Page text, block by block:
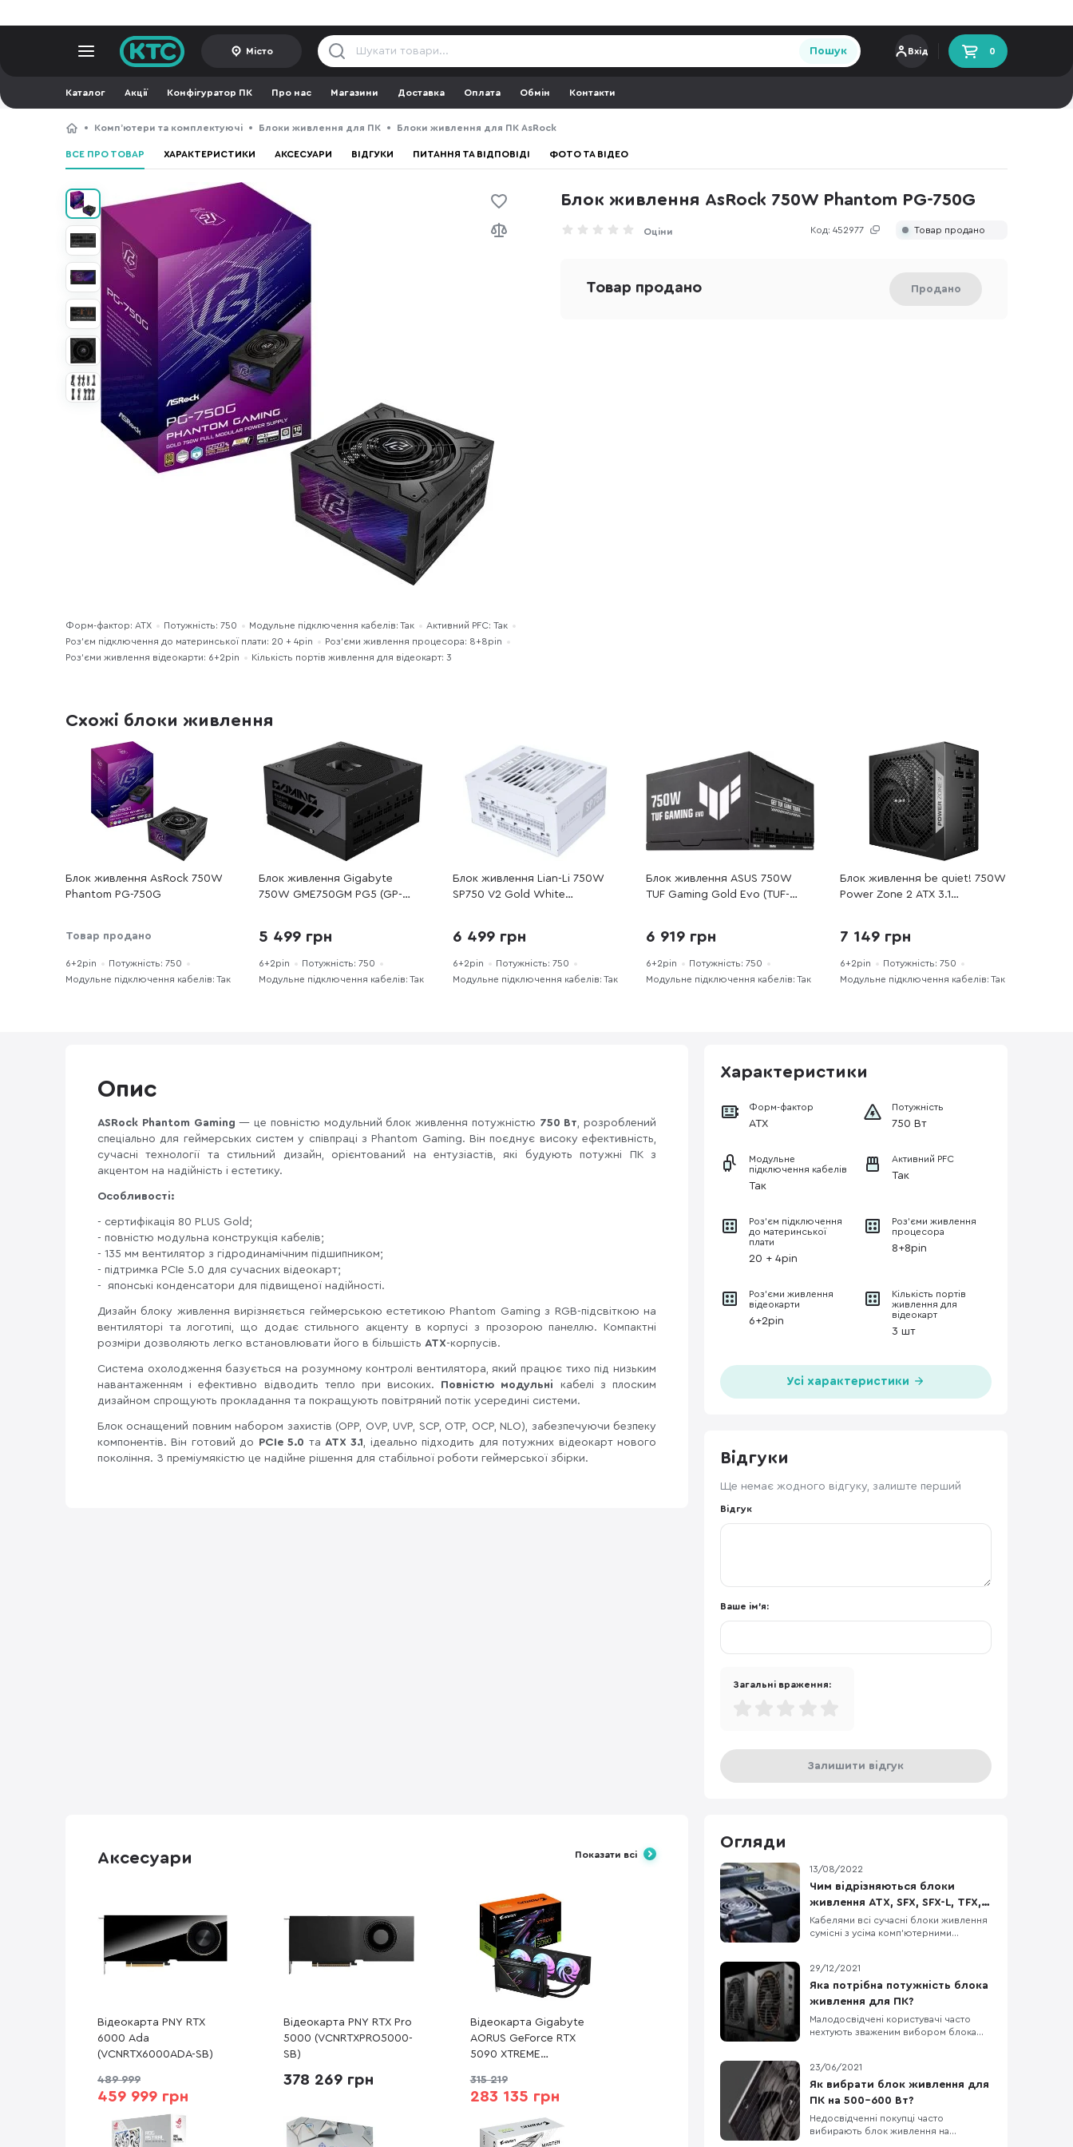
Місто Пошук Вхід 0
Каталог Акції Конфігуратор ПК Про нас Магазини Доставка Оплата Обмін Контакти
Компʼютери та комплектуючі Блоки живлення для ПК Блоки живлення для ПК AsRock
ВСЕ ПРО ТОВАР ХАРАКТЕРИСТИКИ АКСЕСУАРИ ВІДГУКИ ПИТАННЯ ТА ВІДПОВІДІ ФОТО ТА ВІДЕО
Блок живлення AsRock 750W Phantom PG-750G
Код: 452977
Оціни Товар продано
Форм-фактор: ATX Потужність: 750 Модульне підключення кабелів: Так
Активний PFC: Так
Роз’єм підключення до материнської плати: 20 + 4pin
Роз'єми живлення процесора: 8+8pin
Роз'єми живлення відеокарти: 6+2pin
Кількість портів живлення для відеокарт: 3
Товар продано Продано
Схожі блоки живлення
Блок живлення AsRock 750W
Phantom PG-750G
Товар продано
6+2pin
Потужність: 750
Модульне підключення кабелів: Так
Блок живлення Gigabyte
750W GME750GM PG5 (GP-
5 499 грн
6+2pin
Потужність: 750
Модульне підключення кабелів: Так
Блок живлення Lian-Li 750W
SP750 V2 Gold White
6 499 грн
6+2pin
Потужність: 750
Модульне підключення кабелів: Так
Блок живлення ASUS 750W
TUF Gaming Gold Evo (TUF-
6 919 грн
6+2pin
Потужність: 750
Модульне підключення кабелів: Так
Блок живлення be quiet! 750W
Power Zone 2 ATX 3.1
7 149 грн
6+2pin
Потужність: 750
Модульне підключення кабелів: Так
Опис
ASRock Phantom Gaming— це повністю модульний блок живлення потужністю 750 Вт, розроблений
спеціально для геймерських систем у співпраці з Phantom Gaming. Він поєднує високу ефективність,
сучасні технології та стильний дизайн, орієнтований на ентузіастів, які будують потужні ПК з
акцентом на надійність і естетику.
Особливості:
- сертифікація 80 PLUS Gold;
- повністю модульна конструкція кабелів;
- 135 мм вентилятор з гідродинамічним підшипником;
- підтримка PCIe 5.0 для сучасних відеокарт;
- японські конденсатори для підвищеної надійності.
Дизайн блоку живлення вирізняється геймерською естетикою Phantom Gaming з RGB-підсвіткою на
вентиляторі та логотипі, що додає стильного акценту в корпусі з прозорою панеллю. Компактні
розміри дозволяють легко встановлювати його в більшість ATX-корпусів.
Система охолодження базується на розумному контролі вентилятора, який працює тихо під низьким
навантаженням і ефективно відводить тепло при високих. Повністю модульні кабелі з плоским
дизайном спрощують прокладання та покращують повітряний потік усередині системи.
Блок оснащений повним набором захистів (OPP, OVP, UVP, SCP, OTP, OCP, NLO), забезпечуючи безпеку
компонентів. Він готовий до PCIe 5.0 таATX 3.1, ідеально підходить для потужних відеокарт нового
покоління. З преміумякістю це надійне рішення для стабільної роботи геймерської збірки.
Характеристики
Форм-фактор
ATX
Потужність
750 Вт
Модульне
підключення кабелів
Так
Активний PFC
Так
Роз’єм підключення
до материнської
плати
20 + 4pin
Роз'єми живлення
процесора
8+8pin
Роз'єми живлення
відеокарти
6+2pin
Кількість портів
живлення для
відеокарт
3 шт
Усі характеристики
Відгуки
Ще немає жодного відгуку, залиште перший
Відгук
Ваше ім'я:
Загальні враження:
Залишити відгук
Показати всі
Аксесуари
Відеокарта PNY RTX
6000 Ada
(VCNRTX6000ADA-SB)
489 999
459 999 грн
Відеокарта PNY RTX Pro
5000 (VCNRTXPRO5000-
SB)
378 269 грн
Відеокарта Gigabyte
AORUS GeForce RTX
5090 XTREME
N5090AORUSX W-32GD)
315 219
283 135 грн
Огляди
13/08/2022
Чим відрізняються блоки
живлення ATX, SFX, SFX-L, TFX,
Flex, Pico?
Кабелями всі сучасні блоки живлення
сумісні з усіма комп'ютерними
процесора, 6+2-пін для відеокарти),
головне щоб вистачило потужності у
ватах. Але існують різні формати БЖ
під різні розміри корпусів для ПК.
Великий БЖ просто не вміститься в
29/12/2021
Яка потрібна потужність блока
живлення для ПК?
Малодосвідчені користувачі часто
нехтують зваженим вибором блока
адже саме від нього залежить
здоров'я та довговічність всіх інших
компонентів ПК. У цій статті ми
потужність БЖ саме для вашої
конфігура
23/06/2021
Як вибрати блок живлення для
ПК на 500-600 Вт?
Недосвідченні покупці часто
вибирають блок живлення на